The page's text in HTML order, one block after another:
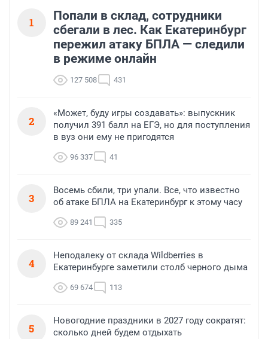
1
Попали в склад, сотрудники
сбегали в лес. Как Екатеринбург
пережил атаку БПЛА — следили
в режиме онлайн
127 508 431
2
«Может, буду игры создавать»: выпускник
получил 391 балл на ЕГЭ, но для поступления
в вуз они ему не пригодятся
96 337 41
3
Восемь сбили, три упали. Все, что известно
об атаке БПЛА на Екатеринбург к этому часу
89 241 335
4
Неподалеку от склада Wildberries в
Екатеринбурге заметили столб черного дыма
69 674 113
5
Новогодние праздники в 2027 году сократят:
сколько дней будем отдыхать